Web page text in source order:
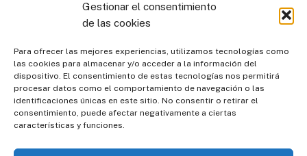
Gestionar el consentimiento
de las cookies
Para ofrecer las mejores experiencias, utilizamos tecnologías como
las cookies para almacenar y/o acceder a la información del
dispositivo. El consentimiento de estas tecnologías nos permitirá
procesar datos como el comportamiento de navegación o las
identificaciones únicas en este sitio. No consentir o retirar el
consentimiento, puede afectar negativamente a ciertas
características y funciones.
Aviso legal
Política de cookies Mapa del sitio
Política de cookies (UE)